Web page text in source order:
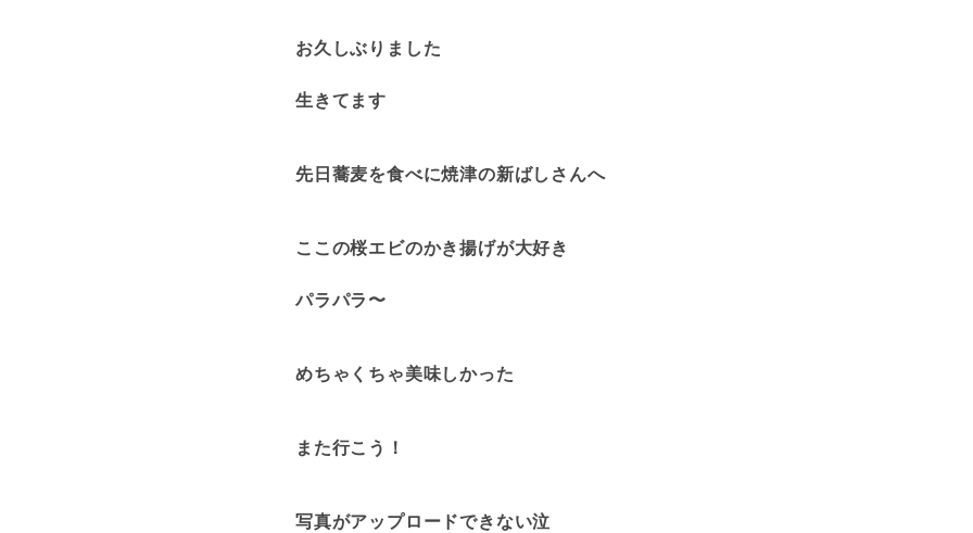
お久しぶりました
生きてます
先日蕎麦を食べに焼津の新ばしさんへ
ここの桜エビのかき揚げが大好き
パラパラ〜
めちゃくちゃ美味しかった
また行こう！
写真がアップロードできない泣